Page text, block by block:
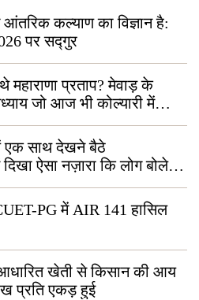
आंतरिक कल्याण का विज्ञान है:
पर सद्गुर
महाराणा प्रताप? मेवाड़ के
जो आज भी कोल्यारी में
एक साथ देखने बैठे
ऐसा नज़ारा कि लोग बोले,
सकते हैं”
PG में AIR 141 हासिल
आधारित खेती से किसान की आय
प्रति एकड़ हुई